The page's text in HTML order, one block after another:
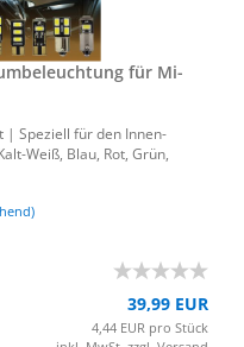
für Mi­
| Spe­zi­ell für den In­nen­
​Weiß, Blau, Rot, Grün,
39,99 EUR
4,44 EUR pro Stück